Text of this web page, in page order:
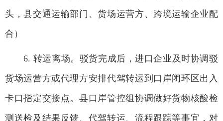
头，县交通运输部门、货场运营方、跨境运输企业配
合）
6. 转运离场。驳货完成后，进口企业及时协调驳
货场运营方或代理方安排代驾转运到口岸闭环区出入
卡口指定交接点。县口岸管控组协调做好货物核酸检
测送检及结果反馈、代驾转运、流程跟踪等事宜，对